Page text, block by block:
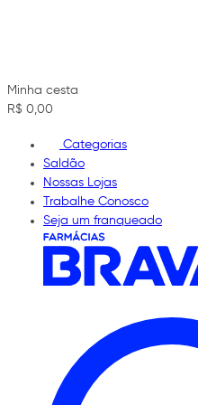
Minha cesta
R$ 0,00
Categorias
Saldão
Nossas Lojas
Trabalhe Conosco
Seja um franqueado